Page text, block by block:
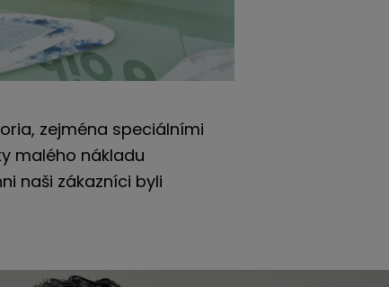
zejména speciálními
malého nákladu
naši zákazníci byli